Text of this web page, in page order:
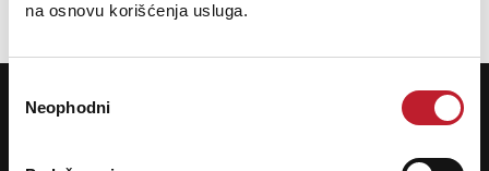
na osnovu korišćenja usluga.
сагласности
Neophodni
Ukoliko želite da dobijete najnovije informacije o novitetima i popustima,